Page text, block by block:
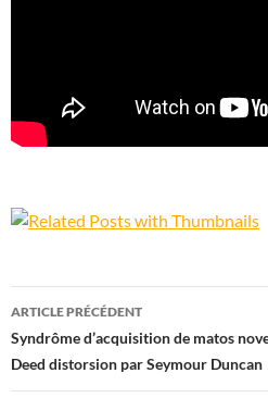
Navigation
des
articles
ARTICLE PRÉCÉDENT
Syndrôme d’acquisition de matos
Deed distorsion par Seymour Duncan